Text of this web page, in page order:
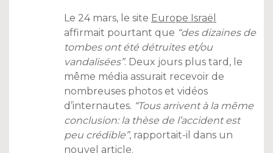
Le 24 mars, le site Europe Israël
affirmait pourtant que “des dizaines de
tombes ont été détruites et/ou
vandalisées”. Deux jours plus tard, le
même média assurait recevoir de
nombreuses photos et vidéos
d’internautes. “Tous arrivent à la même
conclusion: la thèse de l’accident est
peu crédible”, rapportait-il dans un
nouvel article.